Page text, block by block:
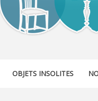
&
OBJETS INSOLITES